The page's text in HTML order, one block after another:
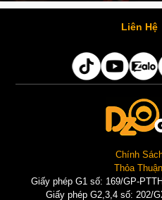
Liên Hệ
Chính
Thỏa
Giấy phép G1 số: 169/GP-
Giấy phép G2,3,4 số: 202/